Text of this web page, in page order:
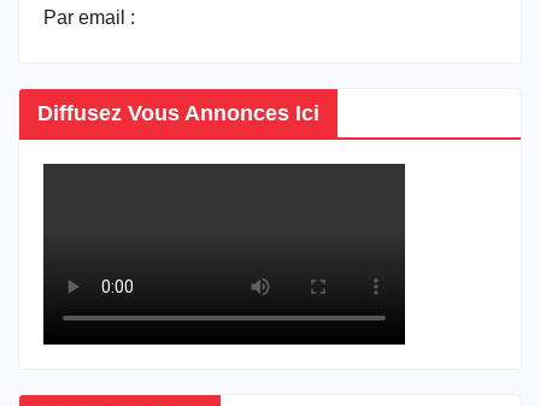
Par email :
Diffusez Vous Annonces Ici